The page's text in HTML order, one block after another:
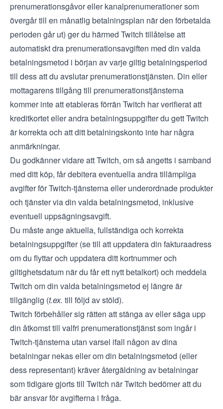
prenumerationsgåvor eller kanalprenumerationer som
övergår till en månatlig betalningsplan när den förbetalda
perioden går ut) ger du härmed Twitch tillåtelse att
automatiskt dra prenumerationsavgiften med din valda
betalningsmetod i början av varje giltig betalningsperiod
till dess att du avslutar prenumerationstjänsten. Din eller
mottagarens tillgång till prenumerationstjänsterna
kommer inte att etableras förrän Twitch har verifierat att
kreditkortet eller andra betalningsuppgifter du gett Twitch
är korrekta och att ditt betalningskonto inte har några
anmärkningar.
Du godkänner vidare att Twitch, om så angetts i samband
med ditt köp, får debitera eventuella andra tillämpliga
avgifter för Twitch-tjänsterna eller underordnade produkter
och tjänster via din valda betalningsmetod, inklusive
eventuell uppsägningsavgift.
Du måste ange aktuella, fullständiga och korrekta
betalningsuppgifter (se till att uppdatera din fakturaadress
om du flyttar och uppdatera ditt kortnummer och
giltighetsdatum när du får ett nytt betalkort) och meddela
Twitch om din valda betalningsmetod ej längre är
tillgänglig (t.ex. till följd av stöld).
Twitch förbehåller sig rätten att stänga av eller säga upp
din åtkomst till valfri prenumerationstjänst som ingår i
Twitch-tjänsterna utan varsel ifall någon av dina
betalningar nekas eller om din betalningsmetod (eller
dess representant) kräver återgäldning av betalningar
som tidigare gjorts till Twitch när Twitch bedömer att du
bär ansvar för avgifterna i fråga.